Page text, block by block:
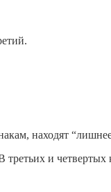
находят
третьих и